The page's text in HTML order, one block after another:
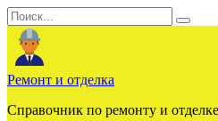
Перейти
к
содержанию
Search
for:
Ремонт и отделка
Справочник по ремонту и отделке